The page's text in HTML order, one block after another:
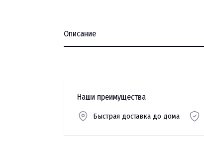
Описание
Наши преимущества
Быстрая доставка до дома